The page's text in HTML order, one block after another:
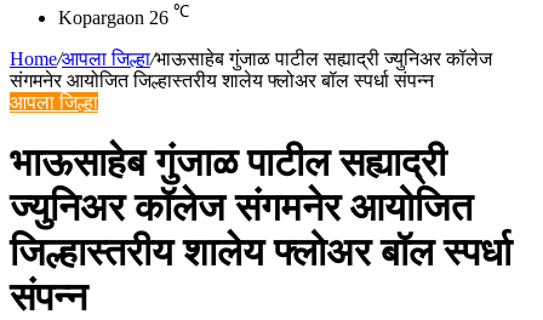
Kopargaon 26 ℃
Home/आपला जिल्हा/भाऊसाहेब गुंजाळ पाटील सह्याद्री ज्युनिअर कॉलेज
संगमनेर आयोजित जिल्हास्तरीय शालेय फ्लोअर बॉल स्पर्धा संपन्न
आपला जिल्हा
भाऊसाहेब गुंजाळ पाटील सह्याद्री
ज्युनिअर कॉलेज संगमनेर आयोजित
जिल्हास्तरीय शालेय फ्लोअर बॉल स्पर्धा
संपन्न